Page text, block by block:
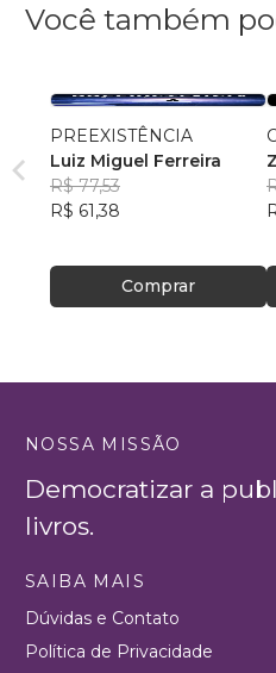
Você também
PREEXISTÊNCIA
Luiz Miguel Ferreira
R$ 77,53
R$ 61,38
Comprar
NOSSA MISSÃO
Democratizar a
livros.
SAIBA MAIS
Dúvidas e Contato
Política de Privacidade